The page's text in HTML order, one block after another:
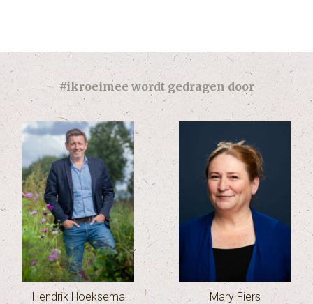
#ikroeimee wordt gedragen door
Hendrik Hoeksema Mary Fiers